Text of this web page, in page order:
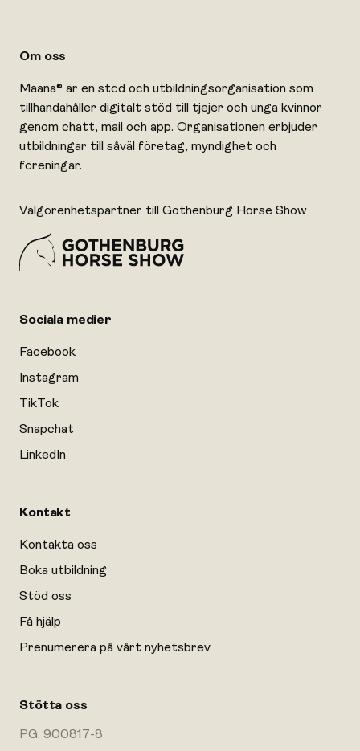
Om oss
Maana® är en stöd och utbildningsorganisation som
tillhandahåller digitalt stöd till tjejer och unga kvinnor
genom chatt, mail och app. Organisationen erbjuder
utbildningar till såväl företag, myndighet och
föreningar.
Välgörenhetspartner till Gothenburg Horse Show
Sociala medier
Facebook
Instagram
TikTok
Snapchat
LinkedIn
Kontakt
Kontakta oss
Boka utbildning
Stöd oss
Få hjälp
Prenumerera på vårt nyhetsbrev
Stötta oss
PG: 900817-8